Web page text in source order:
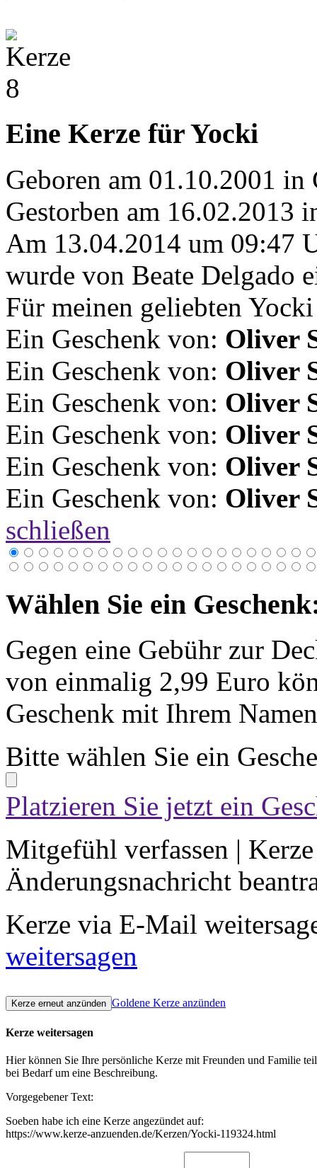
Eine Kerze für Yocki
Geboren am 01.10.2001 in
Gestorben am 16.02.2013
Am 13.04.2014 um 09:47
wurde von Beate Delgado
Für meinen geliebten Yocki
Ein Geschenk von: Oliver
Ein Geschenk von: Oliver
Ein Geschenk von: Oliver
Ein Geschenk von: Oliver
Ein Geschenk von: Oliver
Ein Geschenk von: Oliver
schließen
Wählen Sie ein
Gegen eine Gebühr zur
von einmalig 2,99 Euro
Geschenk mit Ihrem
Bitte wählen Sie ein
Platzieren Sie jetzt ein
Mitgefühl verfassen |
Änderungsnachricht
Kerze via E-Mail
weitersagen
Goldene Kerze anzünden
Kerze weitersagen
Hier können Sie Ihre persönliche Kerze mit Freunden und Familie
bei Bedarf um eine Beschreibung.
Vorgegebener Text:
Soeben habe ich eine Kerze angezündet auf:
https://www.kerze-anzuenden.de/Kerzen/Yocki-119324.html